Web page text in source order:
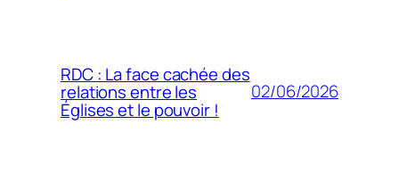
RDC : La face cachée des
relations entre les
Églises et le pouvoir !
02/06/2026